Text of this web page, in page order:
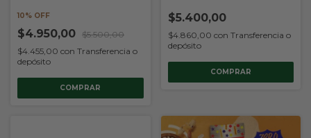
10% OFF
$4.950,00 $5.500,00
$4.455,00 con Transferencia o
depósito
$5.400,00
$4.860,00 con Transferencia o
depósito